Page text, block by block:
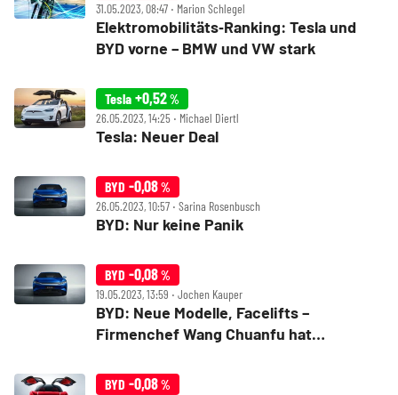
31.05.2023, 08:47 ‧ Marion Schlegel
Elektromobilitäts‑Ranking: Tesla und
BYD vorne – BMW und VW stark
Tesla +0,52%
26.05.2023, 14:25 ‧ Michael Diertl
Tesla: Neuer Deal
BYD -0,08%
26.05.2023, 10:57 ‧ Sarina Rosenbusch
BYD: Nur keine Panik
BYD -0,08%
19.05.2023, 13:59 ‧ Jochen Kauper
BYD: Neue Modelle, Facelifts –
Firmenchef Wang Chuanfu hat
BYD -0,08%